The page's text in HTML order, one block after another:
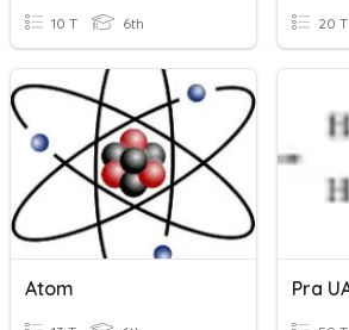
10 T 6th 20 T
Atom